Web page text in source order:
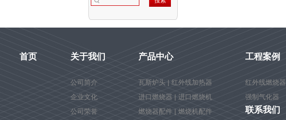
首页 关于我们
公司简介
企业文化
公司荣誉
产品中心
瓦斯炉头 | 红外线加热器
进口燃烧器 | 进口燃烧机
燃烧器配件 | 燃烧机配件
工程案例
红外线燃烧器
强制气化器
联系我们